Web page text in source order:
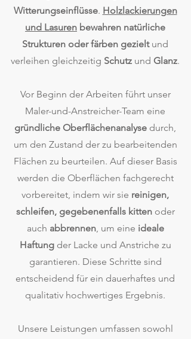
Witterungseinflüsse. Holzlackierungen
und Lasuren bewahren natürliche
Strukturen oder färben gezielt und
verleihen gleichzeitig Schutz und Glanz.
Vor Beginn der Arbeiten führt unser
Maler-und-Anstreicher-Team eine
gründliche Oberflächenanalyse durch,
um den Zustand der zu bearbeitenden
Flächen zu beurteilen. Auf dieser Basis
werden die Oberflächen fachgerecht
vorbereitet, indem wir sie reinigen,
schleifen, gegebenenfalls kittenoder
auch abbrennen, um eine ideale
Haftungder Lacke und Anstriche zu
garantieren. Diese Schritte sind
entscheidend für ein dauerhaftes und
qualitativ hochwertiges Ergebnis.
Unsere Leistungen umfassen sowohl